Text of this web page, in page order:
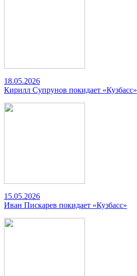
18.05.2026
Кирилл Супрунов покидает «Кузбасс»
15.05.2026
Иван Пискарев покидает «Кузбасс»